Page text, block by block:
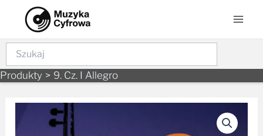
content
Szukaj
Produkty 9. Cz. I Allegro